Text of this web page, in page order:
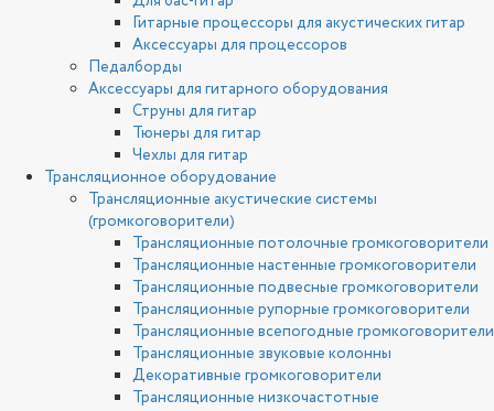
Гитарные процессоры для акустических гитар
Аксессуары для процессоров
Педалборды
Аксессуары для гитарного оборудования
Струны для гитар
Тюнеры для гитар
Чехлы для гитар
Трансляционное оборудование
Трансляционные акустические системы
(громкоговорители)
Трансляционные потолочные громкоговорители
Трансляционные настенные громкоговорители
Трансляционные подвесные громкоговорители
Трансляционные рупорные громкоговорители
Трансляционные всепогодные громкоговорители
Трансляционные звуковые колонны
Декоративные громкоговорители
Трансляционные низкочастотные